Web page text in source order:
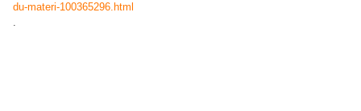
du-materi-100365296.html
.